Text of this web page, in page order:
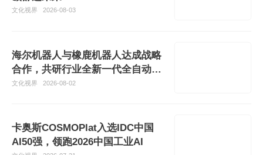
文化视界 2026-08-03
海尔机器人与橡鹿机器人达成战略
合作，共研行业全新一代全自动家
庭AI烹
文化视界 2026-08-02
卡奥斯COSMOPlat入选IDC中国
AI50强，领跑2026中国工业AI